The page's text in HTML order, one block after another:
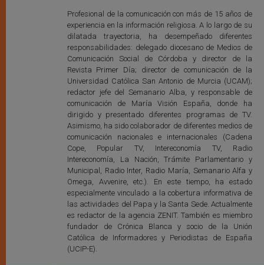
Profesional de la comunicación con más de 15 años de
experiencia en la información religiosa. A lo largo de su
dilatada trayectoria, ha desempeñado diferentes
responsabilidades: delegado diocesano de Medios de
Comunicación Social de Córdoba y director de la
Revista Primer Día; director de comunicación de la
Universidad Católica San Antonio de Murcia (UCAM);
redactor jefe del Semanario Alba, y responsable de
comunicación de María Visión España, donde ha
dirigido y presentado diferentes programas de TV.
Asimismo, ha sido colaborador de diferentes medios de
comunicación nacionales e internacionales (Cadena
Cope, Popular TV, Intereconomía TV, Radio
Intereconomía, La Nación, Trámite Parlamentario y
Municipal, Radio Inter, Radio María, Semanario Alfa y
Omega, Avvenire, etc.). En este tiempo, ha estado
especialmente vinculado a la cobertura informativa de
las actividades del Papa y la Santa Sede. Actualmente
es redactor de la agencia ZENIT. También es miembro
fundador de Crónica Blanca y socio de la Unión
Católica de Informadores y Periodistas de España
(UCIP-E).